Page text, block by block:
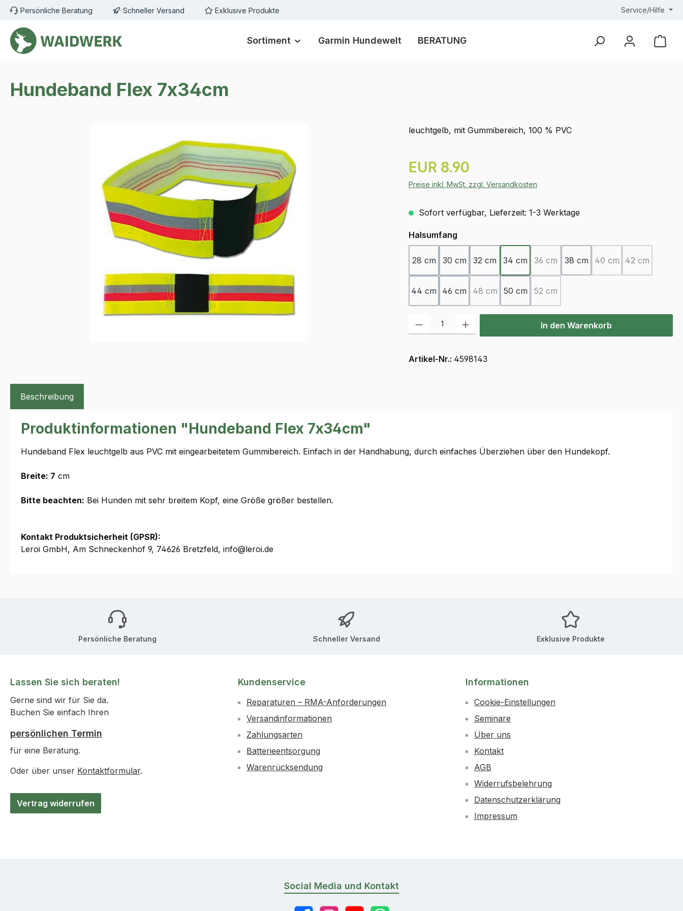
Hauptinhalt springen
Zur Suche springen
Zur Hauptnavigation springen
Persönliche Beratung Schneller Versand Exklusive Produkte Service/Hilfe
Sortiment Garmin Hundewelt BERATUNG
Hundeband Flex 7x34cm
leuchtgelb, mit Gummibereich, 100 % PVC
Regulärer Preis:
EUR 8.90
Preise inkl. MwSt. zzgl. Versandkosten
Sofort verfügbar, Lieferzeit: 1-3 Werktage
Halsumfang
28 cm 30 cm 32 cm 34 cm 36 cm
(Diese Option ist zurzeit nicht verfügbar.)
38 cm 40 cm
(Diese Option ist
42 cm
(Diese
44 cm 46 cm 48 cm
(Diese Option ist zurzeit nicht verfügbar.)
50 cm 52 cm
(Diese Option ist zurzeit nicht verfügbar.)
Produkt Anzahl: Gib den gewünschten Wert ein oder benutze die Schaltflächen
In den Warenkorb
Artikel-Nr.: 4598143
Beschreibung
Produktinformationen "Hundeband Flex 7x34cm"
Hundeband Flex leuchtgelb aus PVC mit eingearbeitetem Gummibereich. Einfach in der Handhabung, durch einfaches Überziehen über den Hundekopf.
Breite: 7 cm
Bitte beachten: Bei Hunden mit sehr breitem Kopf, eine Größe größer bestellen.
Kontakt Produktsicherheit (GPSR):
Leroi GmbH, Am Schneckenhof 9, 74626 Bretzfeld, info@leroi.de
Persönliche Beratung Schneller Versand Exklusive Produkte
Lassen Sie sich beraten!
Gerne sind wir für Sie da.
Buchen Sie einfach Ihren
persönlichen Termin
für eine Beratung.
Oder über unser Kontaktformular.
Vertrag widerrufen
Kundenservice
Reparaturen – RMA-Anforderungen
Versandinformationen
Zahlungsarten
Batterieentsorgung
Warenrücksendung
Informationen
Cookie-Einstellungen
Seminare
Über uns
Kontakt
AGB
Widerrufsbelehrung
Datenschutzerklärung
Impressum
Social Media und Kontakt